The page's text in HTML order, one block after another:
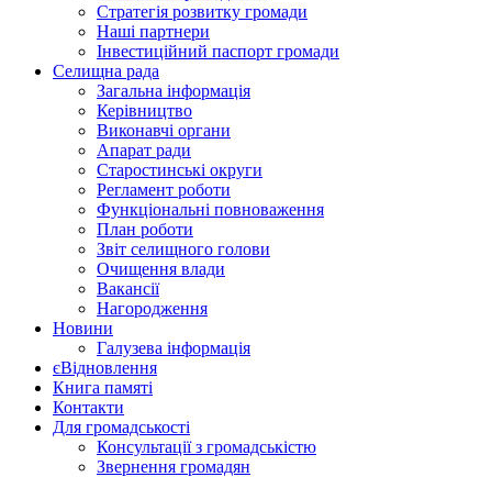
Стратегія розвитку громади
Наші партнери
Інвестиційний паспорт громади
Селищна рада
Загальна інформація
Керівництво
Виконавчі органи
Апарат ради
Старостинські округи
Регламент роботи
Функціональні повноваження
План роботи
Звіт селищного голови
Очищення влади
Вакансії
Нагородження
Новини
Галузева інформація
єВідновлення
Книга памяті
Контакти
Для громадськості
Консультації з громадськістю
Звернення громадян